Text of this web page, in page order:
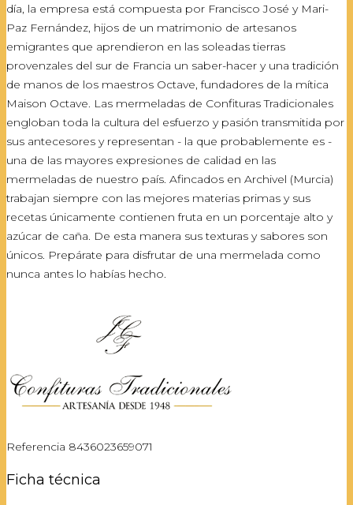
día, la empresa está compuesta por Francisco José y Mari-
Paz Fernández, hijos de un matrimonio de artesanos
emigrantes que aprendieron en las soleadas tierras
provenzales del sur de Francia un saber-hacer y una tradición
de manos de los maestros Octave, fundadores de la mítica
Maison Octave. Las mermeladas de Confituras Tradicionales
engloban toda la cultura del esfuerzo y pasión transmitida por
sus antecesores y representan - la que probablemente es -
una de las mayores expresiones de calidad en las
mermeladas de nuestro país. Afincados en Archivel (Murcia)
trabajan siempre con las mejores materias primas y sus
recetas únicamente contienen fruta en un porcentaje alto y
azúcar de caña. De esta manera sus texturas y sabores son
únicos. Prepárate para disfrutar de una mermelada como
nunca antes lo habías hecho.
Referencia 8436023659071
Ficha técnica